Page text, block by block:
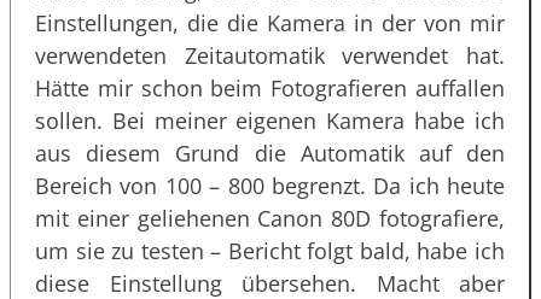
Einstellungen, die die Kamera in der von mir
verwendeten Zeitautomatik verwendet hat.
Hätte mir schon beim Fotografieren auffallen
sollen. Bei meiner eigenen Kamera habe ich
aus diesem Grund die Automatik auf den
Bereich von 100 – 800 begrenzt. Da ich heute
mit einer geliehenen Canon 80D fotografiere,
um sie zu testen – Bericht folgt bald, habe ich
diese Einstellung übersehen. Macht aber